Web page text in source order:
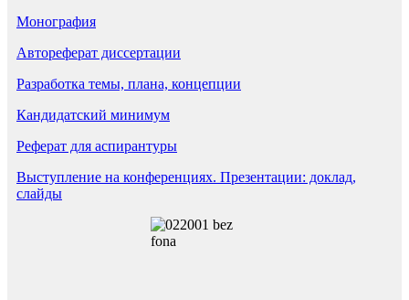
Монография
Автореферат диссертации
Разработка темы, плана, концепции
Кандидатский минимум
Реферат для аспирантуры
Выступление на конференциях. Презентации: доклад,
слайды